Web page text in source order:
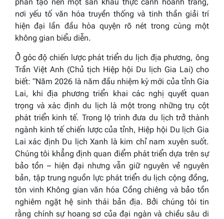
nơi yếu tố văn hóa truyền thống và tinh thần giải trí
hiện đại lần đầu hòa quyện rõ nét trong cùng một
không gian biểu diễn.
Ở góc độ chiến lược phát triển du lịch địa phương, ông
Trần Việt Anh (Chủ tịch Hiệp hội Du lịch Gia Lai) cho
biết: “Năm 2026 là năm đầu nhiệm kỳ mới của tỉnh Gia
Lai, khi địa phương triển khai các nghị quyết quan
trọng và xác định du lịch là một trong những trụ cột
phát triển kinh tế. Trong lộ trình đưa du lịch trở thành
ngành kinh tế chiến lược của tỉnh, Hiệp hội Du lịch Gia
Lai xác định Du lịch Xanh là kim chỉ nam xuyên suốt.
Chúng tôi khẳng định quan điểm phát triển dựa trên sự
bảo tồn – hiện đại nhưng vẫn giữ nguyên vẻ nguyên
bản, tập trung nguồn lực phát triển du lịch cộng đồng,
tôn vinh Không gian văn hóa Cồng chiêng và bảo tồn
nghiêm ngặt hệ sinh thái bản địa. Bởi chúng tôi tin
rằng chính sự hoang sơ của đại ngàn và chiều sâu di